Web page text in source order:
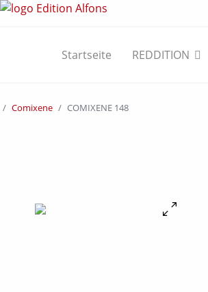
Startseite REDDITION
Comixene COMIXENE 148